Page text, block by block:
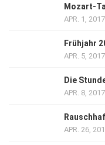
Mozart-
APR. 1, 2017
Frühjahr
APR. 5, 2017
Die
APR. 8, 2017
APR. 26,